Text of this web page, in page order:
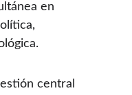
en
central